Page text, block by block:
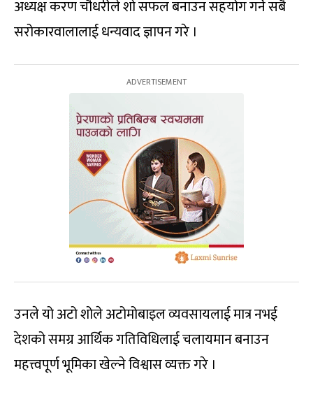
अध्यक्ष करण चौधरीले शो सफल बनाउन सहयोग गर्ने सबै
सरोकारवालालाई धन्यवाद ज्ञापन गरे ।
उनले यो अटो शोले अटोमोबाइल व्यवसायलाई मात्र नभई
देशको समग्र आर्थिक गतिविधिलाई चलायमान बनाउन
महत्त्वपूर्ण भूमिका खेल्ने विश्वास व्यक्त गरे ।